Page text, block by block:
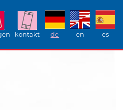
kontakt de en es